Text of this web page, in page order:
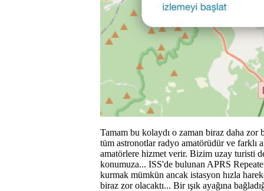
Tamam bu kolaydı o zaman biraz daha zor
tüm astronotlar radyo amatörüdür ve farklı
amatörlere hizmet verir. Bizim uzay turisti
konumuza... ISS'de bulunan APRS
kurmak mümkün ancak istasyon hızla
biraz zor olacaktı... Bir ışık ayağına